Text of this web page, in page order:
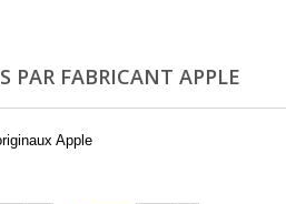
PAR FABRICANT APPLE
Apple